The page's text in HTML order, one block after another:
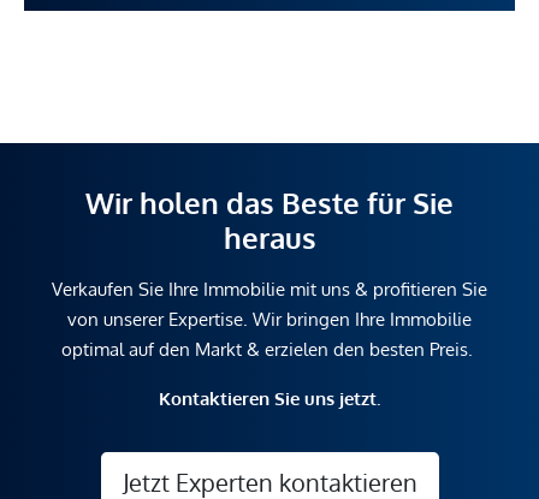
Wir holen das Beste für Sie
heraus
Verkaufen Sie Ihre Immobilie mit uns & profitieren Sie
von unserer Expertise. Wir bringen Ihre Immobilie
optimal auf den Markt & erzielen den besten Preis.
Kontaktieren Sie uns jetzt.
Jetzt Experten kontaktieren